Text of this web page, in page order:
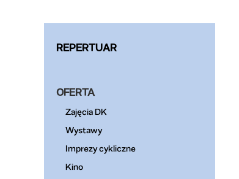
REPERTUAR
OFERTA
Zajęcia DK
Wystawy
Imprezy cykliczne
Kino